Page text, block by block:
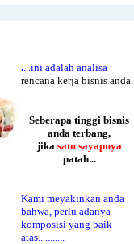
....ini adalah analisa
rencana kerja bisnis anda.
Seberapa tinggi bisnis
anda terbang,
jika satu sayapnya
patah...
Kami meyakinkan anda
bahwa, perlu adanya
komposisi yang baik
atas...........